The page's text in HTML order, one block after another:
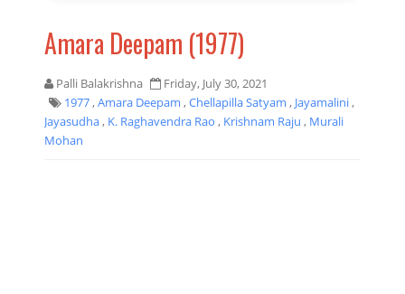
Amara Deepam (1977)
Palli Balakrishna
Friday, July 30, 2021
1977,Amara Deepam ,Chellapilla Satyam , Jayamalini,
Jayasudha, K. Raghavendra Rao , Krishnam Raju , Murali
Mohan